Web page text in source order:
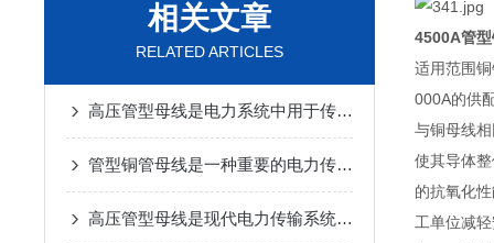
相关文章
RELATED ARTICLES
高压管型母线是电力系统中用于传输电流的导电装置
管型铜管母线是一种重要的电力传输设备
高压管型母线是现代电力传输系统中的一种关键设备
4500A管
适用范围
000A的供
与铜母线
使其导体
的抗氧化
工单位减